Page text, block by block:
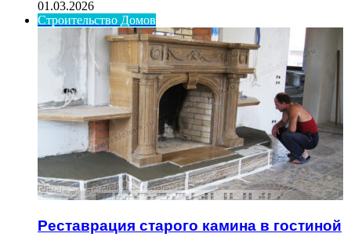
01.03.2026
Строительство Домов
Реставрация старого камина в гостиной